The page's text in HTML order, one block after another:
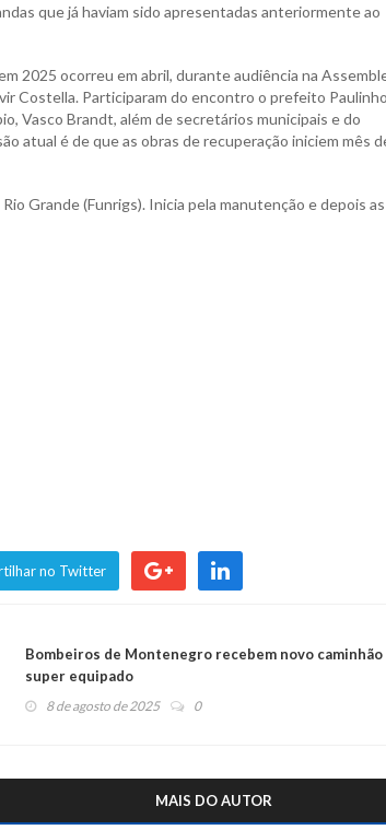
que já haviam sido apresentadas anteriormente ao
2025 ocorreu em abril, durante audiência na
Costella. Participaram do encontro o prefeito Paulinho
Vasco Brandt, além de secretários municipais e do
atual é de que as obras de recuperação iniciem mês
Grande (Funrigs). Inicia pela manutenção e depois as
no Twitter
Bombeiros de Montenegro recebem novo caminhão
super equipado
8 de agosto de 2025 0
MAIS DO AUTOR